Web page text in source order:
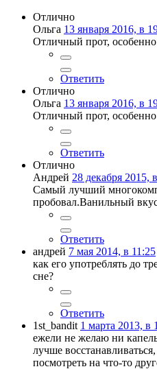
Отлично
Ольга 13 января 2016, в
Отличный прот,
Ответить
Отлично
Ольга 13 января 2016, в
Отличный прот,
Ответить
Отлично
Андрей 28 декабря 2015,
Самый лучший
пробовал.Ванильный
Ответить
андрей 7 мая 2014, в 11:25
как его употреблять до
сне?
Ответить
1st_bandit 1 марта 2013, в
ежели не желаю ни
лучше
посмотреть на что-то